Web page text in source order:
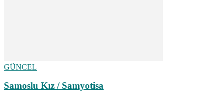
GÜNCEL
Samoslu Kız / Samyotisa